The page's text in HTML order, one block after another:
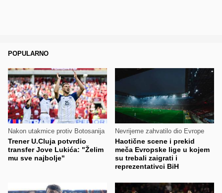
POPULARNO
Nakon utakmice protiv Botosanija
Trener U.Cluja potvrdio
transfer Jove Lukića: "Želim
mu sve najbolje"
Nevrijeme zahvatilo dio Evrope
Haotične scene i prekid
meča Evropske lige u kojem
su trebali zaigrati i
reprezentativci BiH